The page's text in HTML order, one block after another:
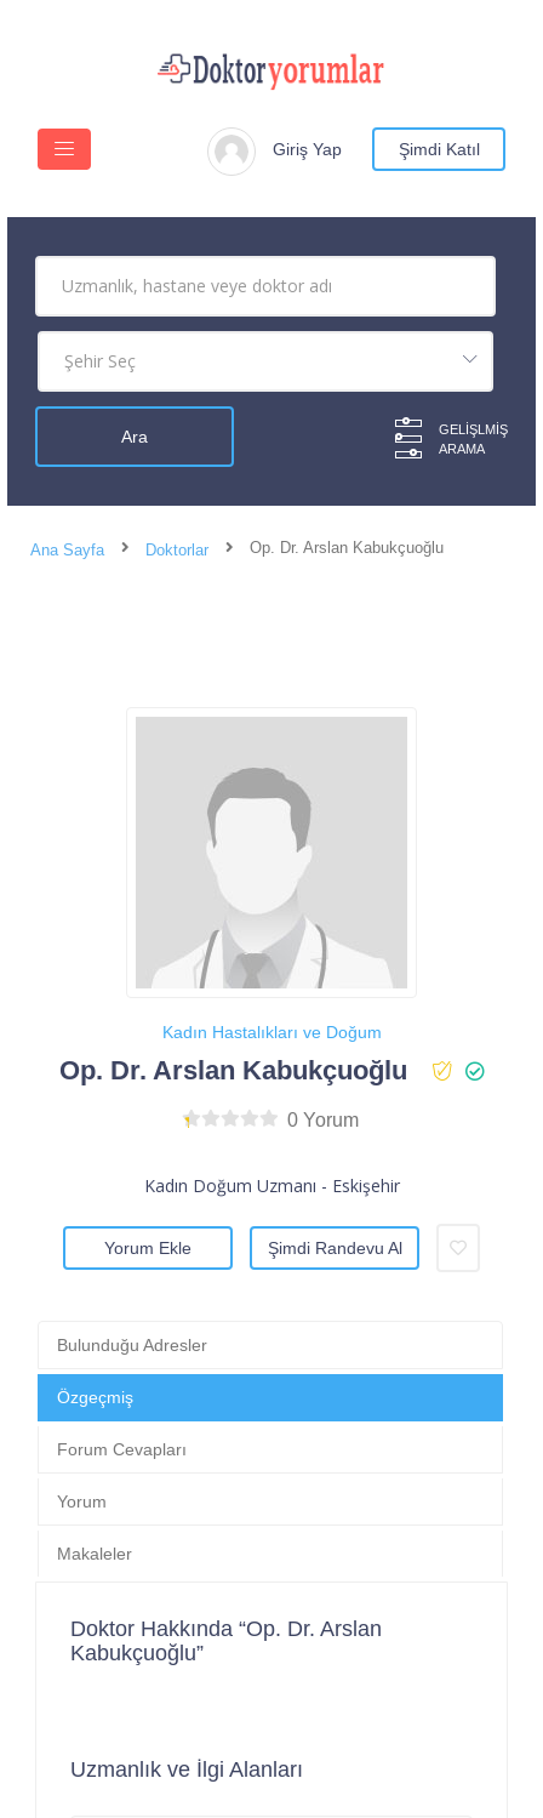
Giriş Yap Şimdi Katıl
GELIŞLMIŞ
ARAMA
Ana Sayfa Doktorlar Op. Dr. Arslan Kabukçuoğlu
Kadın Hastalıkları ve Doğum
Op. Dr. Arslan Kabukçuoğlu
0 Yorum
Kadın Doğum Uzmanı - Eskişehir
Yorum Ekle Şimdi Randevu Al
Bulunduğu Adresler
Özgeçmiş
Forum Cevapları
Yorum
Makaleler
Doktor Hakkında “Op. Dr. Arslan
Kabukçuoğlu”
Uzmanlık ve İlgi Alanları